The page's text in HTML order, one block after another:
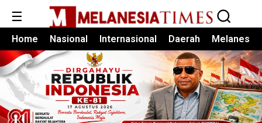
☰
Home Nasional Internasional Daerah Melanesia